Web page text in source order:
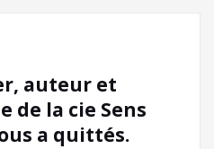
auteur et
de la cie Sens
a quittés.